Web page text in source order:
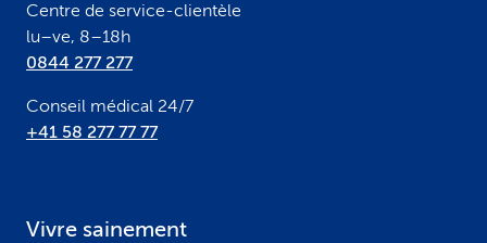
Centre de service-clientèle
lu–ve, 8–18h
0844 277 277
Conseil médical 24/7
+41 58 277 77 77
Vivre sainement